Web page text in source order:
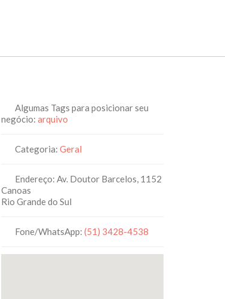
Algumas Tags para posicionar seu
negócio:arquivo
Categoria:Geral
Endereço:Av. Doutor Barcelos, 1152
Canoas
Rio Grande do Sul
Fone/WhatsApp:(51) 3428-4538